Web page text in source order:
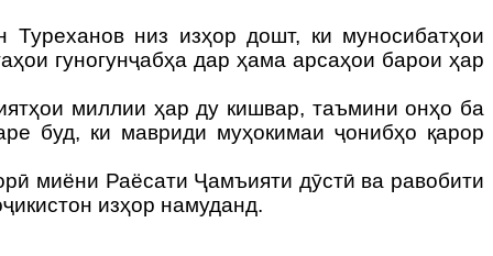
Туреханов низ изҳор дошт, ки муносибатҳои
гуногунҷабҳа дар ҳама арсаҳои барои ҳар
миллии ҳар ду кишвар, таъмини онҳо ба
буд, ки мавриди муҳокимаи ҷонибҳо қарор
миёни Раёсати Ҷамъияти дӯстӣ ва равобити
изҳор намуданд.